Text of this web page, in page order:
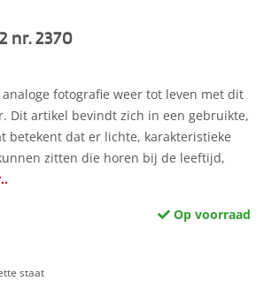
nr. 2370
fotografie weer tot leven met dit
Dit artikel bevindt zich in een gebruikte,
betekent dat er lichte, karakteristieke
zitten die horen bij de leeftijd,
Op voorraad
staat